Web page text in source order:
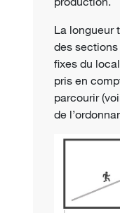
La longueur
des
fixes du
pris en
parcourir
de